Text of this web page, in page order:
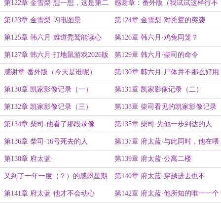
常
第122章 金雪梨·想一想，这是第二
次遇见秃鹫
感谢章：番外版（我试试这样行不
行）
第123章 金雪梨·闪电图景 第124章 金雪梨·对秃鹫的突袭
第125章 韩六月·难道秃鹫能读心
吗？
第126章 韩六月·鸡兔同笼？
第127章 韩六月·打地鼠游戏2026版 第129章 韩六月·柴司的命令
感谢章·番外版（今天是谁呢） 第130章 韩六月·尸体并不那么好用
嘛
第130章 凯家影像记录（一） 第131章 凯家影像记录（二）
第132章 凯家影像记录（三） 第133章 柴司看见的凯家影像记录
（四）
第134章 柴司·他看了那段录像 第135章 柴司·先他一步到达的人
第136章 柴司·16号死去的人 第137章 府太蓝·与此同时，他在喂
猫？
第138章 府太蓝· 第139章 府太蓝·公寓二楼
又到了一年一度（？）的感恩星期
六
第140章 府太蓝·穿越进去也不
错……？
第141章 府太蓝·他才不会动心 第142章 府太蓝·他所知的唯一一个